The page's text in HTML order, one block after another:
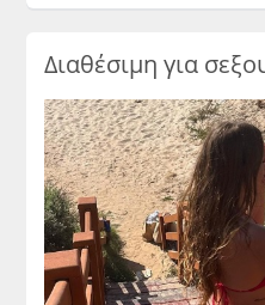
Διαθέσιμη για